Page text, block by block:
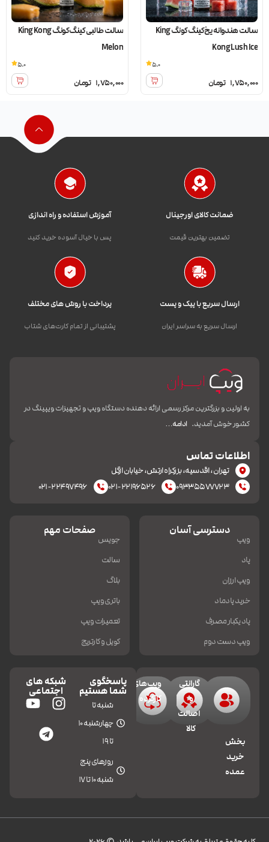
سالت هندوانه یخ کینگ کونگ King
Kong Lush Ice
1,750,000 تومان
5.0
سالت طالبی کینگ کونگ King Kong
Melon
1,750,000 تومان
5.0
ضمانت کالای اورجینال
تضمین بهترین قیمت
آموزش استفاده و راه اندازی
پس با خیال آسوده خرید کنید
ارسال سریع با پیک و پست
ارسال سریع به سراسر ایران
پرداخت با روش های مختلف
پشتیبانی از تمام کارت‌های شتاب
به اولین و بزرگترین مرکز رسمی ارائه دهنده دستگاه ویپ و تجهیزات ویپینگ در
کشور خوش آمدید. ادامه…
اطلاعات تماس
تهران، اقدسیه، بزرکراه ارتش، خیابان ازگل
۰۹۳۳۵۵۷۷۷۲۳
۰۲۱-۲۲۱۹۶۵۲۶ ۰۲۱-۲۲۴۹۷۴۹۶
دسترسی آسان
ویپ
پاد
ویپ ارزان
خرید پادماد
پاد یکبار مصرف
ویپ دست دوم
صفحات مهم
جویس
سالت
بلاگ
باتری ویپ
تعمیرات ویپ
کویل و کارتریج
بخش
خرید
عمده
گارانتی
و
اصالت
کالا
ویپ‌های
کارکرده
پاسخگوی
شما هستیم
شنبه تا
چهارشنبه 10
تا 19
روزهای پنج
شنبه 10 تا 17
شبکه های
اجتماعی